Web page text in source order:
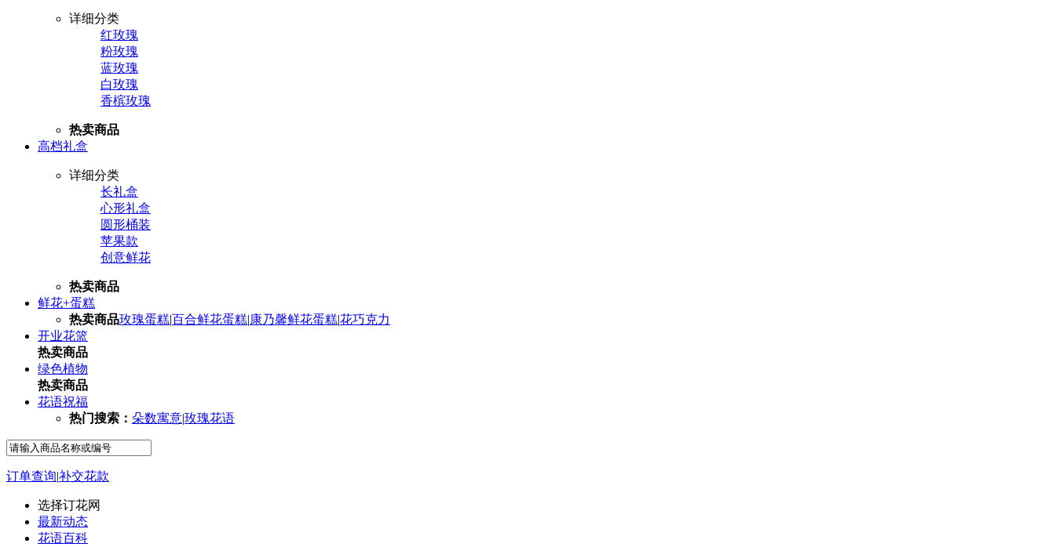
详细分类
红玫瑰
粉玫瑰
蓝玫瑰
白玫瑰
香槟玫瑰
热卖商品
高档礼盒
详细分类
长礼盒
心形礼盒
圆形桶装
苹果款
创意鲜花
热卖商品
鲜花+蛋糕
热卖商品玫瑰蛋糕|百合鲜花蛋糕|康乃馨鲜花蛋糕|花巧克力
开业花篮
热卖商品
绿色植物
热卖商品
花语祝福
热门搜索： 朵数寓意|玫瑰花语
订单查询|补交花款
选择订花网
最新动态
花语百科